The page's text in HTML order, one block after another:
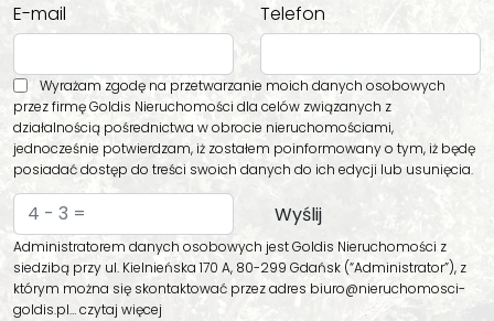
E-mail Telefon
Wyrażam zgodę na przetwarzanie moich danych osobowych
przez firmę Goldis Nieruchomości dla celów związanych z
działalnością pośrednictwa w obrocie nieruchomościami,
jednocześnie potwierdzam, iż zostałem poinformowany o tym, iż będę
posiadać dostęp do treści swoich danych do ich edycji lub usunięcia.
Administratorem danych osobowych jest Goldis Nieruchomości z
siedzibą przy ul. Kielnieńska 170 A, 80-299 Gdańsk (“Administrator”), z
którym można się skontaktować przez adres biuro@nieruchomosci-
goldis.pl…czytaj więcej